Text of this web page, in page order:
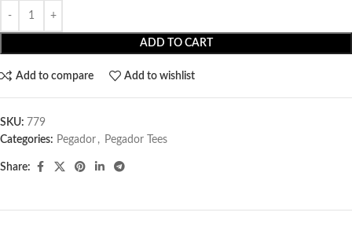
ADD TO CART
Add to compare Add to wishlist
SKU: 779
Categories: Pegador​ , Pegador Tees
Share: